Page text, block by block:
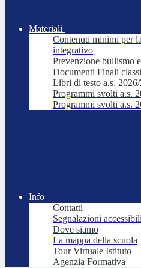
Materiali
Contenuti minimi per
integrativo
Prevenzione bullismo
Documenti Finali
Libri di testo a.s.
Programmi svolti a.s.
Programmi svolti a.s.
Info
Contatti
Segnalazioni
Dove siamo
La mappa della scuola
Tour Virtuale Istituto
Agenzia Formativa